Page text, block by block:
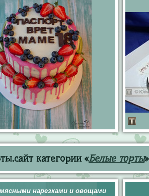
категории «Белые торты»
нарезками и овощами